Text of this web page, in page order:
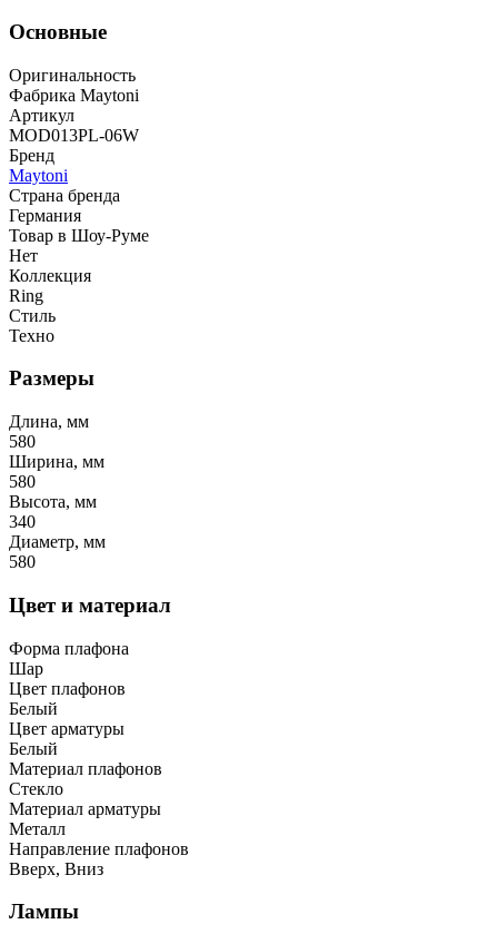
Основные
Оригинальность
Фабрика Maytoni
Артикул
MOD013PL-06W
Бренд
Maytoni
Страна бренда
Германия
Товар в Шоу-Руме
Нет
Коллекция
Ring
Стиль
Техно
Размеры
Длина, мм
580
Ширина, мм
580
Высота, мм
340
Диаметр, мм
580
Цвет и материал
Форма плафона
Шар
Цвет плафонов
Белый
Цвет арматуры
Белый
Материал плафонов
Стекло
Материал арматуры
Металл
Направление плафонов
Вверх, Вниз
Лампы